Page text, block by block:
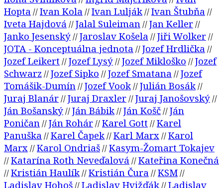
Hopta //Ivan Kola //Ivan Lulják//Ivan Štubňa //
Iveta Hajdová //Jalal Suleiman //Jan Keller//
Janko Jesenský//Jaroslav Košela //Jiři Wolker//
JOTA - Konceptuálna jednota //Jozef Hrdlička //
Jozef Leikert //Jozef Lysý//Jozef Mikloško //Jozef
Schwarz //Jozef Sipko //Jozef Smatana //Jozef
Tomášik-Dumín //Jozef Vook//Julián Bosák//
Juraj Blanár//Juraj Draxler//Juraj Janošovský//
Ján Bošanský//Ján Bábik//Ján Košč//Ján
Poničan //Ján Rohár//Karel Gott //Karel
Panuška //Karel Čapek//Karl Marx //Karol
Marx //Karol Ondriaš//Kasym-Žomart Tokajev
//Katarína Roth Neveďalová //Kateřina Konečná
//Kristián Haulík//Kristián Čura //KSM//
Ladislav Hohoš//Ladislav Hvižďák//Ladislav